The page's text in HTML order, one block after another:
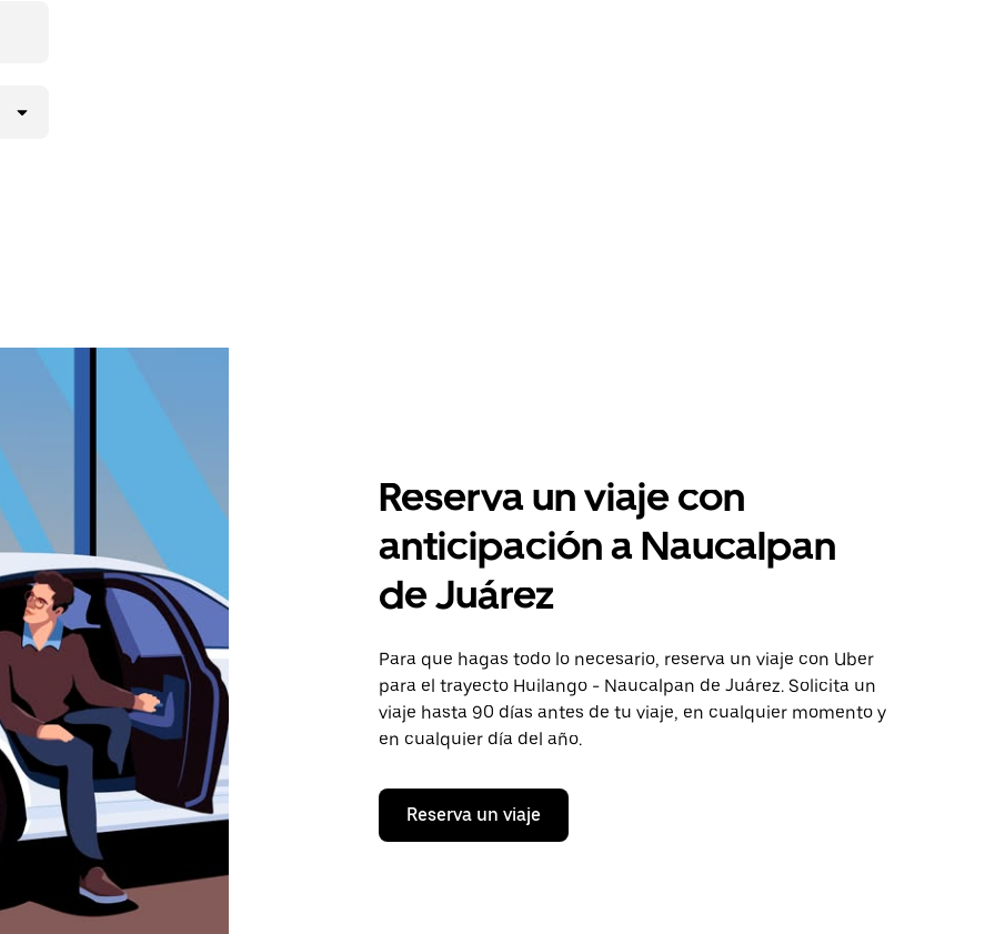
Reserva un viaje con
anticipación a Naucalpan
de Juárez
Para que hagas todo lo necesario, reserva un viaje con Uber
para el trayecto Huilango - Naucalpan de Juárez. Solicita un
viaje hasta 90 días antes de tu viaje, en cualquier momento y
en cualquier día del año.
Reserva un viaje